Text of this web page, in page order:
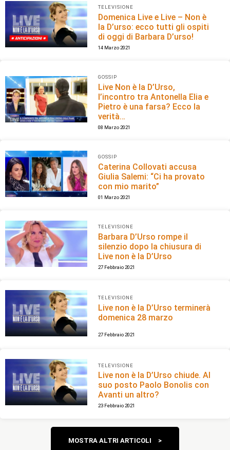
TELEVISIONE
Domenica Live e Live – Non è
la D’urso: ecco tutti gli ospiti
di oggi di Barbara D’urso!
14 Marzo 2021
GOSSIP
Live Non è la D’Urso,
l’incontro tra Antonella Elia e
Pietro è una farsa? Ecco la
verità…
08 Marzo 2021
GOSSIP
Caterina Collovati accusa
Giulia Salemi: “Ci ha provato
con mio marito”
01 Marzo 2021
TELEVISIONE
Barbara D’Urso rompe il
silenzio dopo la chiusura di
Live non è la D’Urso
27 Febbraio 2021
TELEVISIONE
Live non è la D’Urso terminerà
domenica 28 marzo
27 Febbraio 2021
TELEVISIONE
Live non è la D’Urso chiude. Al
suo posto Paolo Bonolis con
Avanti un altro?
23 Febbraio 2021
Navigazione
MOSTRA ALTRI ARTICOLI